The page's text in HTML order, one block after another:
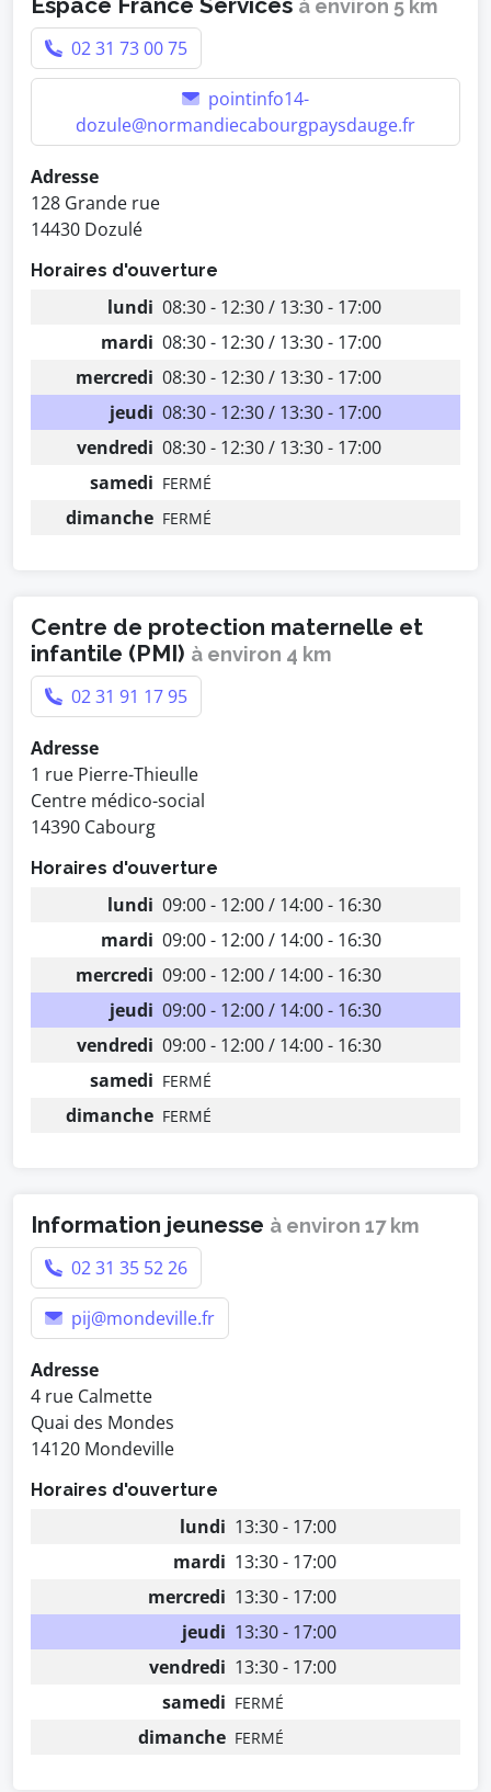
à environ 5 km
02 31 73 00 75
pointinfo14-
dozule@normandiecabourgpaysdauge.fr
Adresse
128 Grande rue
14430 Dozulé
Horaires d'ouverture
lundi 08:30 - 12:30 / 13:30 - 17:00
mardi 08:30 - 12:30 / 13:30 - 17:00
mercredi 08:30 - 12:30 / 13:30 - 17:00
jeudi 08:30 - 12:30 / 13:30 - 17:00
vendredi 08:30 - 12:30 / 13:30 - 17:00
samedi FERMÉ
dimanche FERMÉ
Centre de protection maternelle et
infantile (PMI) à environ 4 km
02 31 91 17 95
Adresse
1 rue Pierre-Thieulle
Centre médico-social
14390 Cabourg
Horaires d'ouverture
lundi 09:00 - 12:00 / 14:00 - 16:30
mardi 09:00 - 12:00 / 14:00 - 16:30
mercredi 09:00 - 12:00 / 14:00 - 16:30
jeudi 09:00 - 12:00 / 14:00 - 16:30
vendredi 09:00 - 12:00 / 14:00 - 16:30
samedi FERMÉ
dimanche FERMÉ
Information jeunesse à environ 17 km
02 31 35 52 26
pij@mondeville.fr
Adresse
4 rue Calmette
Quai des Mondes
14120 Mondeville
Horaires d'ouverture
lundi 13:30 - 17:00
mardi 13:30 - 17:00
mercredi 13:30 - 17:00
jeudi 13:30 - 17:00
vendredi 13:30 - 17:00
samedi FERMÉ
dimanche FERMÉ